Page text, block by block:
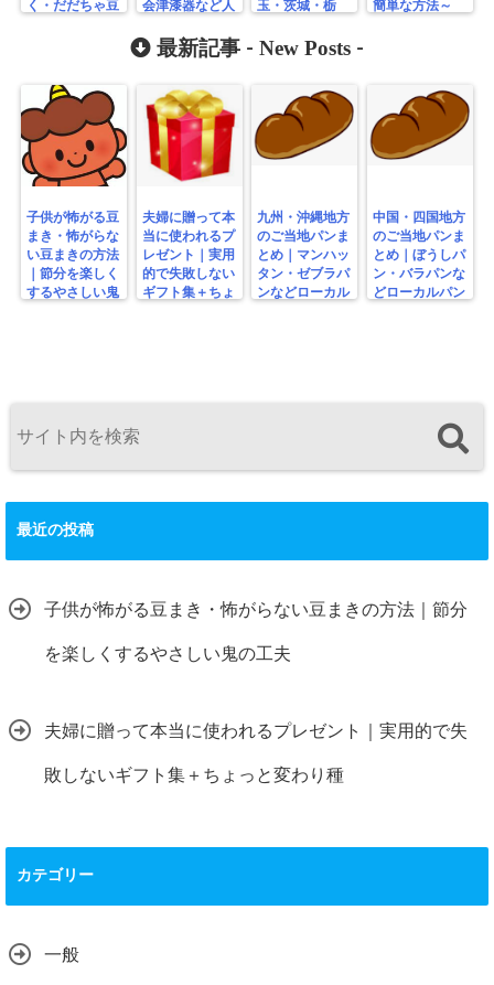
く・だだちゃ豆
会津漆器など人
め
玉・茨城・栃
産ガイド
簡単な方法～
最新記事 - New Posts -
子供が怖がる豆
まき・怖がらな
い豆まきの方法
｜節分を楽しく
するやさしい鬼
夫婦に贈って本
当に使われるプ
レゼント｜実用
的で失敗しない
ギフト集＋ちょ
九州・沖縄地方
のご当地パンま
とめ｜マンハッ
タン・ゼブラパ
ンなどローカル
中国・四国地方
のご当地パンま
とめ｜ぼうしパ
ン・バラパンな
どローカルパン
最近の投稿
子供が怖がる豆まき・怖がらない豆まきの方法｜節分
を楽しくするやさしい鬼の工夫
夫婦に贈って本当に使われるプレゼント｜実用的で失
敗しないギフト集＋ちょっと変わり種
カテゴリー
一般